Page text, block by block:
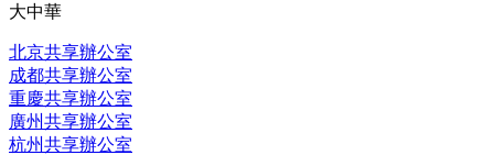
大中華
北京共享辦公室
成都共享辦公室
重慶共享辦公室
廣州共享辦公室
杭州共享辦公室